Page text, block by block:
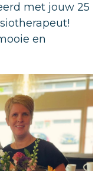
met jouw 25
en